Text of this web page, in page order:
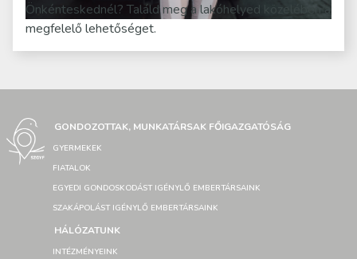
Önkénteskednél? Találd meg a lakóhelyed közelében a
megfelelő lehetőséget.
GONDOZOTTAK, MUNKATÁRSAK FŐIGAZGATÓSÁG
GYERMEKEK
FIATALOK
EGYEDI GONDOSKODÁST IGÉNYLŐ EMBERTÁRSAINK
SZAKÁPOLÁST IGÉNYLŐ EMBERTÁRSAINK
HÁLÓZATUNK
INTÉZMÉNYEINK